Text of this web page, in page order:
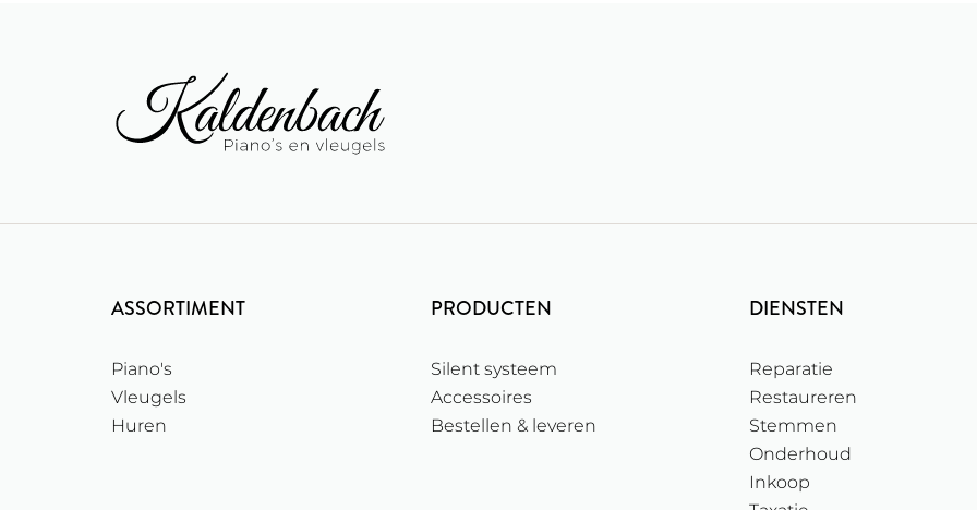
ASSORTIMENT
Piano's
Vleugels
Huren
PRODUCTEN
Silent systeem
Accessoires
Bestellen & leveren
DIENSTEN
Reparatie
Restaureren
Stemmen
Onderhoud
Inkoop